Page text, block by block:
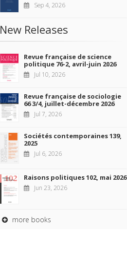
Sep 4, 2026
New Releases
Revue française de science
politique 76-2, avril-juin 2026
Jul 10, 2026
Revue française de sociologie
66 3/4, juillet-décembre 2026
Jul 7, 2026
Sociétés contemporaines 139,
2025
Jul 6, 2026
Raisons politiques 102, mai 2026
Jun 23, 2026
more books